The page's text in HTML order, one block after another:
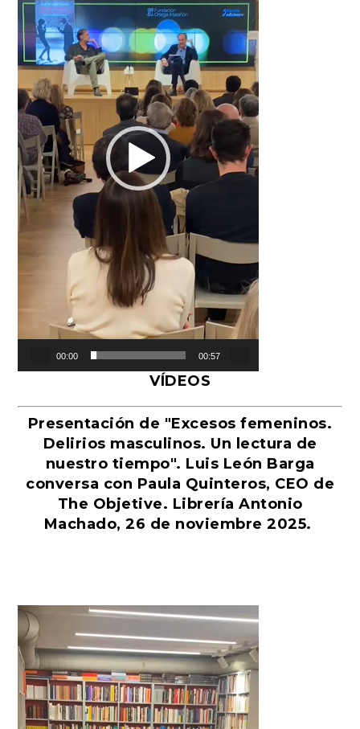
00:00 00:57
VÍDEOS
Presentación de "Excesos femeninos.
Delirios masculinos. Un lectura de
nuestro tiempo". Luis León Barga
conversa con Paula Quinteros, CEO de
The Objetive. Librería Antonio
Machado, 26 de noviembre 2025.
Reproductor
de
vídeo